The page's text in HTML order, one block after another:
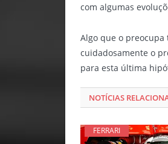
com algumas
Algo que o preocupa
cuidadosamente o
para esta última
NOTÍCIAS
FERRARI